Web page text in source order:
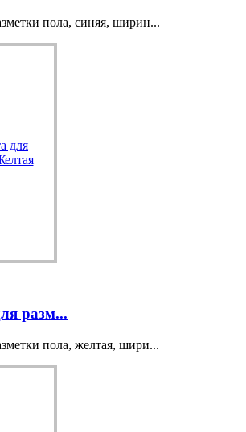
пола, синяя, ширин...
разм...
пола, желтая, шири...